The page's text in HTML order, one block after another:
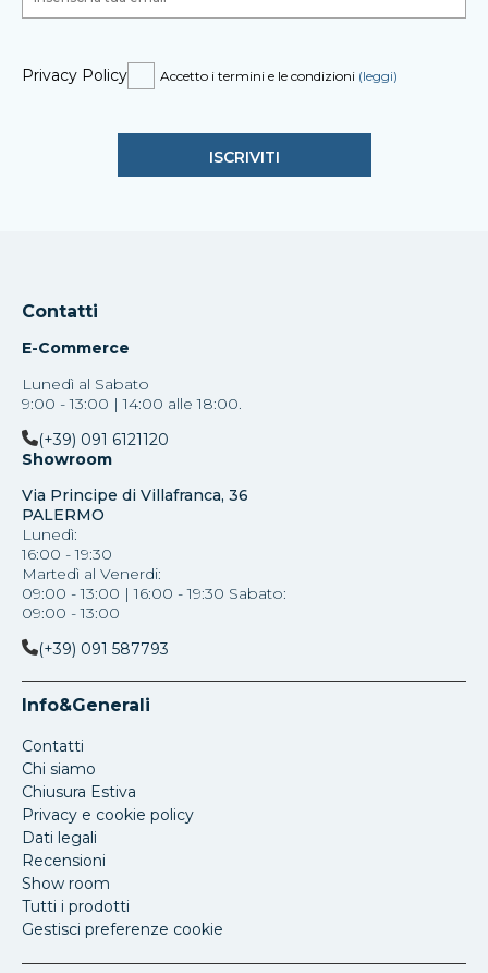
Privacy Policy Accetto i termini e le condizioni (leggi)
Contatti
E-Commerce
Lunedì al Sabato
9:00 - 13:00 | 14:00 alle 18:00.
(+39) 091 6121120
Showroom
Via Principe di Villafranca, 36
PALERMO
Lunedì:
16:00 - 19:30
Martedì al Venerdi:
09:00 - 13:00 | 16:00 - 19:30 Sabato:
09:00 - 13:00
(+39) 091 587793
Info&Generali
Contatti
Chi siamo
Chiusura Estiva
Privacy e cookie policy
Dati legali
Recensioni
Show room
Tutti i prodotti
Gestisci preferenze cookie